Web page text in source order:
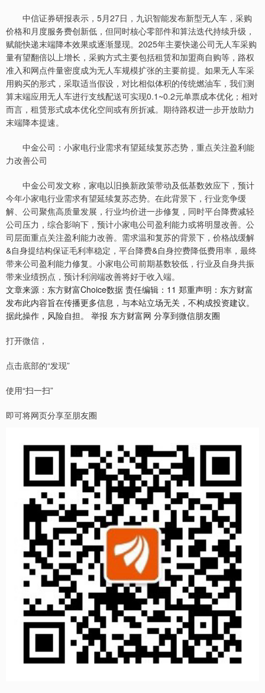
中信证券研报表示，5月27日，九识智能发布新型无人车，采购
价格和月度服务费创新低，但同时核心零部件和算法迭代持续升级，
赋能快递末端降本效果或逐渐显现。2025年主要快递公司无人车采购
量有望翻倍以上增长，采购方式主要包括租赁和加盟商自购等，路权
准入和网点件量密度成为无人车规模扩张的主要前提。如果无人车采
用购买的形式，采取适当假设，对比相似体积的传统燃油车，我们测
算末端应用无人车进行支线配送可实现0.1~0.2元单票成本优化；相对
而言，租赁形式成本优化空间或有所折减。期待路权进一步开放助力
末端降本提速。
中金公司：小家电行业需求有望延续复苏态势，重点关注盈利能
力改善公司
中金公司发文称，家电以旧换新政策带动及低基数效应下，预计
今年小家电行业需求有望延续复苏态势。在此背景下，行业竞争缓
解、公司聚焦高质量发展，行业均价进一步修复，同时平台降费减轻
公司压力，综合影响下，预计小家电公司盈利能力或将明显改善。公
司层面重点关注盈利能力改善。需求温和复苏的背景下，价格战缓解
&自身提结构保证毛利率稳定，平台降费&自身控费降低费用率，最终
带来公司盈利能力修复。小家电公司前期基数较低，行业及自身共振
带来业绩拐点，预计利润端改善将好于收入端。
文章来源：东方财富Choice数据 责任编辑：11 郑重声明：东方财富
发布此内容旨在传播更多信息，与本站立场无关，不构成投资建议。
据此操作，风险自担。 举报 东方财富网 分享到微信朋友圈
打开微信，
点击底部的“发现”
使用“扫一扫”
即可将网页分享至朋友圈